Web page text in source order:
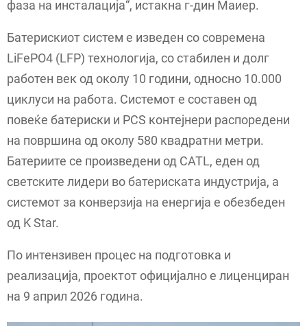
фаза на инсталација“, истакна г-дин Маиер.
Батерискиот систем е изведен со современа
LiFePO4 (LFP) технологија, со стабилен и долг
работен век од околу 10 години, односно 10.000
циклуси на работа. Системот е составен од
повеќе батериски и PCS контејнери распоредени
на површина од околу 580 квадратни метри.
Батериите се произведени од CATL, еден од
светските лидери во батериската индустрија, а
системот за конверзија на енергија е обезбеден
од K Star.
По интензивен процес на подготовка и
реализација, проектот официјално е лиценциран
на 9 април 2026 година.